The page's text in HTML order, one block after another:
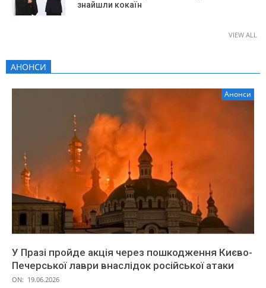
знайшли кокаїн
VIEW ALL
АНОНСИ
Анонси
У Празі пройде акція через пошкодження Києво-
Печерської лаври внаслідок російської атаки
ON: 19.06.2026